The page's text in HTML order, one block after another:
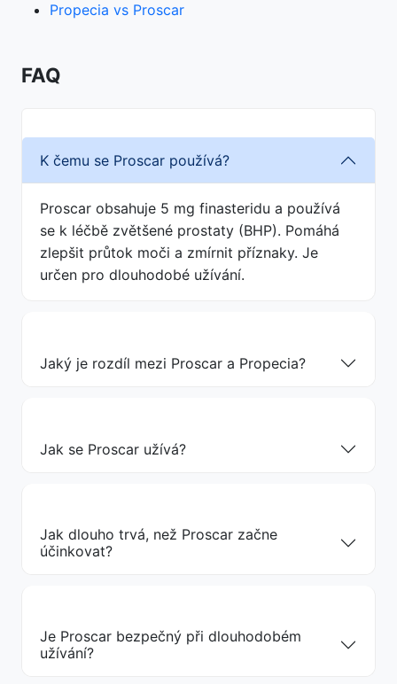
Propecia vs Proscar
FAQ
K čemu se Proscar používá?
Proscar obsahuje 5 mg finasteridu a používá
se k léčbě zvětšené prostaty (BHP). Pomáhá
zlepšit průtok moči a zmírnit příznaky. Je
určen pro dlouhodobé užívání.
Jaký je rozdíl mezi Proscar a Propecia?
Jak se Proscar užívá?
Jak dlouho trvá, než Proscar začne
účinkovat?
Je Proscar bezpečný při dlouhodobém
užívání?